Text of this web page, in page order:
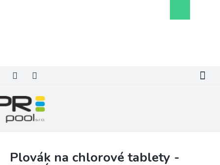
košík
Plovák na chlorové tablety -